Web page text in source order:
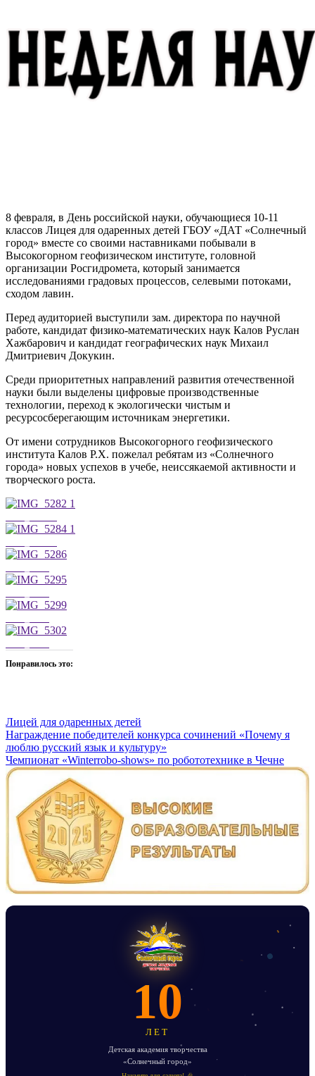
8 февраля, в День российской науки, обучающиеся 10-11
классов Лицея для одаренных детей ГБОУ «ДАТ «Солнечный
город» вместе со своими наставниками побывали в
Высокогорном геофизическом институте, головной
организации Росгидромета, который занимается
исследованиями градовых процессов, селевыми потоками,
сходом лавин.
Перед аудиторией выступили зам. директора по научной
работе, кандидат физико-математических наук Калов Руслан
Хажбарович и кандидат географических наук Михаил
Дмитриевич Докукин.
Среди приоритетных направлений развития отечественной
науки были выделены цифровые производственные
технологии, переход к экологически чистым и
ресурсосберегающим источникам энергетики.
От имени сотрудников Высокогорного геофизического
института Калов Р.Х. пожелал ребятам из «Солнечного
города» новых успехов в учебе, неиссякаемой активности и
творческого роста.
Понравилось это:
Лицей для одаренных детей
Навигация
по
записям
Награждение победителей конкурса сочинений «Почему я
люблю русский язык и культуру»
Чемпионат «Winterrobo-shows» по робототехнике в Чечне
10
ЛЕТ
Детская академия творчества
«Солнечный город»